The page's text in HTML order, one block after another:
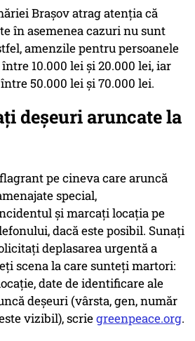
Brașov atrag atenția că
în asemenea cazuri nu sunt
amenzile pentru persoanele
10.000 lei și 20.000 lei, iar
50.000 lei și 70.000 lei.
deșeuri aruncate la
pe cineva care aruncă
special,
și marcați locația pe
dacă este posibil. Sunați
deplasarea urgentă a
scena la care sunteți martori:
date de identificare ale
deșeuri (vârsta, gen, număr
vizibil), scriegreenpeace.org.